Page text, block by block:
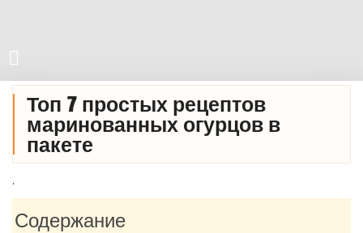
Топ 7 простых рецептов
маринованных огурцов в
пакете
.
Содержание